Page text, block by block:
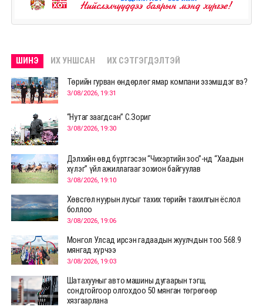
ШИНЭ ИХ УНШСАН ИХ СЭТГЭГДЭЛТЭЙ
Төрийн гурван өндөрлөг ямар компани эзэмшдэг вэ?
3/08/2026, 19:31
“Нутаг заагдсан” С.Зориг
3/08/2026, 19:30
Дэлхийн өвд бүртгэсэн “Чихэртийн зоо”-нд “Хаадын
хүлэг” үйл ажиллагааг зохион байгуулав
3/08/2026, 19:10
Хөвсгөл нуурын лусыг тахих төрийн тахилгын ёслол
боллоо
3/08/2026, 19:06
Монгол Улсад ирсэн гадаадын жуулчдын тоо 568.9
мянгад хүрчээ
3/08/2026, 19:03
Шатахууныг авто машины дугаарын тэгш,
сондгойгоор олгохдоо 50 мянган төгрөгөөр
хязгаарлана